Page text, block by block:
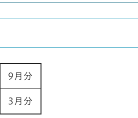
9月分
3月分